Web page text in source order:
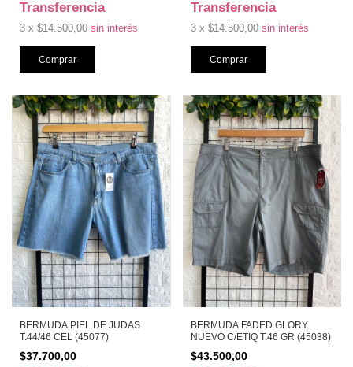
Transferencia
3 x $14.500,00 sin interés
Transferencia
3 x $14.500,00 sin interés
BERMUDA PIEL DE JUDAS
T.44/46 CEL (45077)
$37.700,00
BERMUDA FADED GLORY
NUEVO C/ETIQ T.46 GR (45038)
$43.500,00